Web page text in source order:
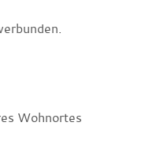
Wohnortes